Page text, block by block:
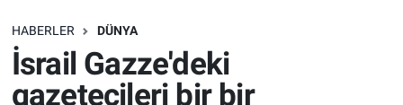
HABERLER DÜNYA
İsrail Gazze'deki
gazetecileri bir bir
SAĞLIK
EKONOMİ